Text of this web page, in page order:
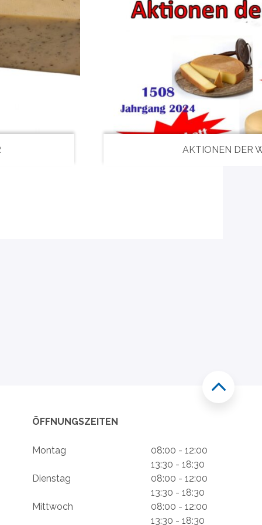
AKTIONEN DER
ÖFFNUNGSZEITEN
Montag
08:00 - 12:00
13:30 - 18:30
Dienstag
08:00 - 12:00
13:30 - 18:30
Mittwoch
08:00 - 12:00
13:30 - 18:30